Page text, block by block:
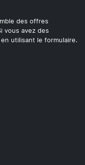
des offres
vous avez des
utilisant le formulaire.